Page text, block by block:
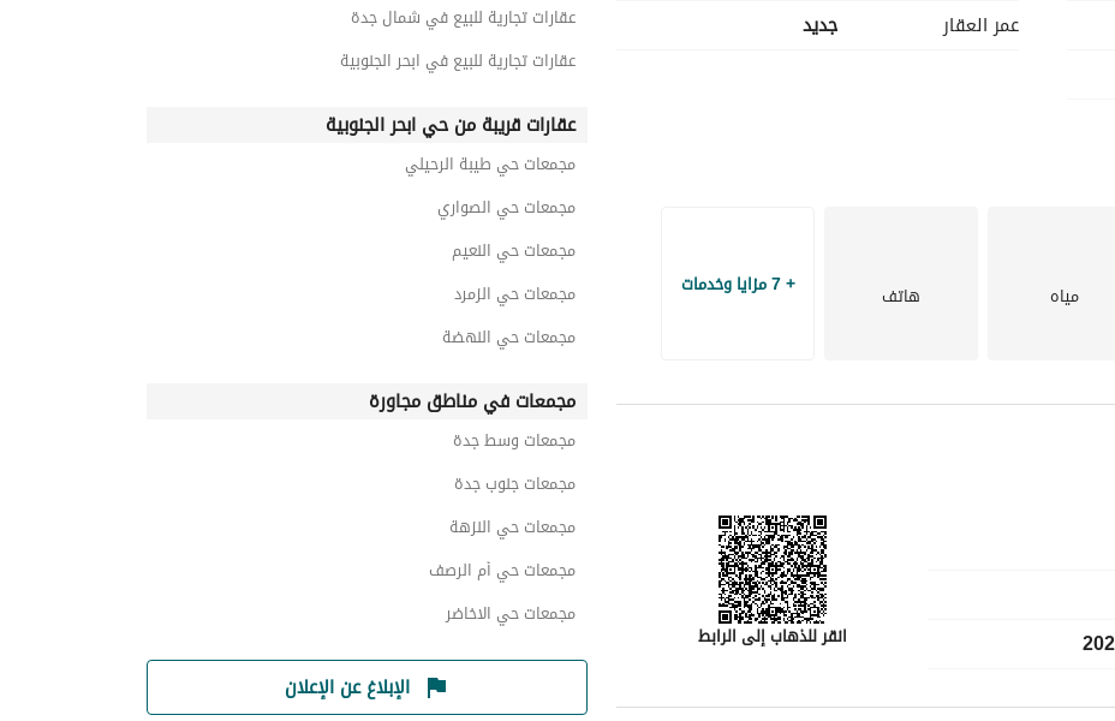
عمر العقار
جديد
مياه هاتف + 7 مزايا وخدمات
انقر للذهاب إلى الرابط
عقارات تجارية للبيع في شمال جدة
عقارات تجارية للبيع في ابحر الجنوبية
عقارات قريبة من حي ابحر الجنوبية
مجمعات حي طيبة الرحيلي
مجمعات حي الصواري
مجمعات حي النعيم
مجمعات حي الزمرد
مجمعات حي النهضة
مجمعات في مناطق مجاورة
مجمعات وسط جدة
مجمعات جنوب جدة
مجمعات حي النزهة
مجمعات حي أم الرصف
مجمعات حي الاخاضر
الإبلاغ عن الإعلان